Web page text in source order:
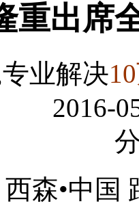
重出席
业解决
2016-
西森•中